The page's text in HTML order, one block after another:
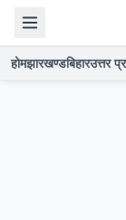
होमझारखण्डबिहारउत्तर